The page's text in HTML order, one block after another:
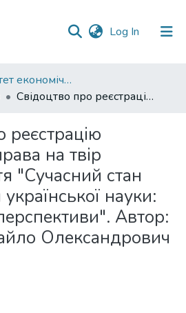
Log In (current)
002. Факультет економічних наук
Свідоцтво про реєстрацію авторського права на твір №80877 стаття "Сучасний стан фінансування української науки: проблеми та перспективи". Автор: Кужелєв Михайло Олександрович
реєстрацію
на твір
"Сучасний стан
науки:
Автор:
Олександрович